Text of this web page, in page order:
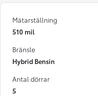
Mätarställning
510 mil
Bränsle
Hybrid Bensin
Antal dörrar
5